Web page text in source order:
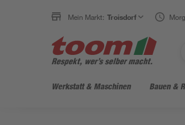
Mein Markt: Troisdorf
Werkstatt & Maschinen Bauen &